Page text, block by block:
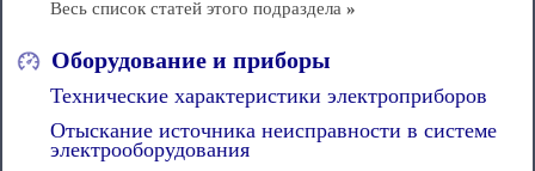
Весь список статей этого подраздела »
Оборудование и приборы
Технические характеристики электроприборов
Отыскание источника неисправности в системе
электрооборудования